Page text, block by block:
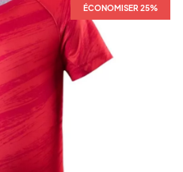
ÉCONOMISER 25%
ÉCONOMISER 25%